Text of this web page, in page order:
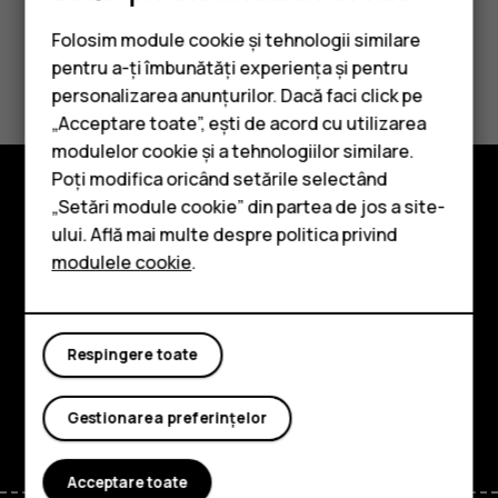
Smartphone-uri
Telefoane clasice
Accesorii
Tablete
Considerați utile aceste informații?
Da Nu
Explorează
Despre
Planet and people
Asistență
FacebookInstagram
TiktokYoutubeLinkedin
Folosim module cookie și tehnologii similare
pentru a-ți îmbunătăți experiența și pentru
personalizarea anunțurilor. Dacă faci click pe
„Acceptare toate”, ești de acord cu utilizarea
modulelor cookie și a tehnologiilor similare.
Poți modifica oricând setările selectând
„Setări module cookie” din partea de jos a site-
ului. Află mai multe despre politica privind
modulele cookie.
Respingere toate
Gestionarea preferințelor
Acceptare toate